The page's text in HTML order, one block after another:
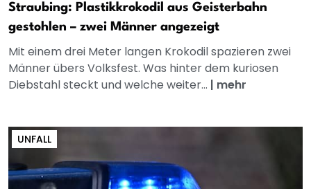
Straubing: Plastikkrokodil aus Geisterbahn
gestohlen – zwei Männer angezeigt
Mit einem drei Meter langen Krokodil spazieren zwei
Männer übers Volksfest. Was hinter dem kuriosen
Diebstahl steckt und welche weiter... | mehr
UNFALL